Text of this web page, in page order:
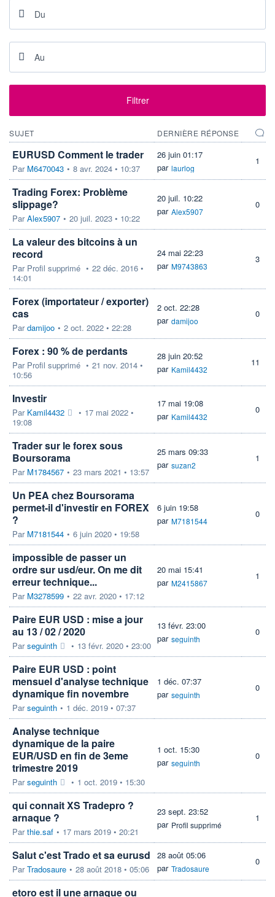
Filtrer
SUJET DERNIÈRE RÉPONSE
EURUSD Comment le trader
Par M6470043 • 8 avr. 2024 • 10:37
26 juin 01:17
par laurlog
1
Trading Forex: Problème
slippage?
ParAlex5907 • 20 juil. 2023 • 10:22
20 juil. 10:22
par Alex5907
0
La valeur des bitcoins à un
record
Par Profil supprimé • 22 déc. 2016 •
14:01
24 mai 22:23
par M9743863
3
Forex (importateur / exporter)
cas
Pardamijoo • 2 oct. 2022 • 22:28
2 oct. 22:28
par damijoo
0
Forex : 90 % de perdants
Par Profil supprimé • 21 nov. 2014 •
10:56
28 juin 20:52
par Kamil4432
11
Investir
Par Kamil4432 • 17 mai 2022 •
19:08
17 mai 19:08
par Kamil4432
0
Trader sur le forex sous
Boursorama
Par M1784567 • 23 mars 2021 • 13:57
25 mars 09:33
par suzan2
1
Un PEA chez Boursorama
permet-il d'investir en FOREX
?
Par M7181544 • 6 juin 2020 • 19:58
6 juin 19:58
par M7181544
0
impossible de passer un
ordre sur usd/eur. On me dit
erreur technique...
Par M3278599 • 22 avr. 2020 • 17:12
20 mai 15:41
par M2415867
1
Paire EUR USD : mise a jour
au 13 / 02 / 2020
Parseguinth • 13 févr. 2020 • 23:00
13 févr. 23:00
par seguinth
0
Paire EUR USD : point
mensuel d'analyse technique
dynamique fin novembre
Parseguinth • 1 déc. 2019 • 07:37
1 déc. 07:37
par seguinth
0
Analyse technique
dynamique de la paire
EUR/USD en fin de 3eme
trimestre 2019
Parseguinth • 1 oct. 2019 • 15:30
1 oct. 15:30
par seguinth
0
qui connait XS Tradepro ?
arnaque ?
Parthie.saf • 17 mars 2019 • 20:21
23 sept. 23:52
par Profil supprimé
1
Salut c'est Trado et sa eurusd
ParTradosaure • 28 août 2018 • 05:06
28 août 05:06
par Tradosaure
0
etoro est il une arnaque ou